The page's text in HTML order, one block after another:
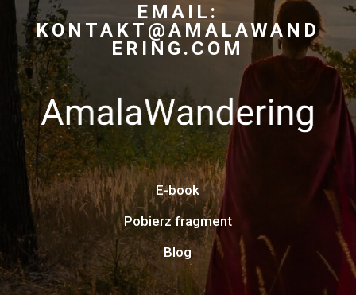
EMAIL:
KONTAKT@AMALAWAND
ERING.COM
E-book
Pobierz fragment
Blog